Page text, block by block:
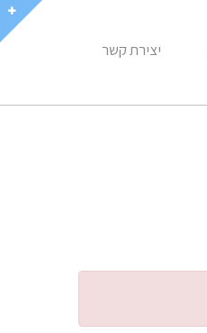
יצירת קשר